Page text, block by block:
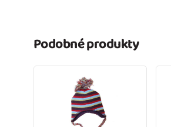
Podobné produkty